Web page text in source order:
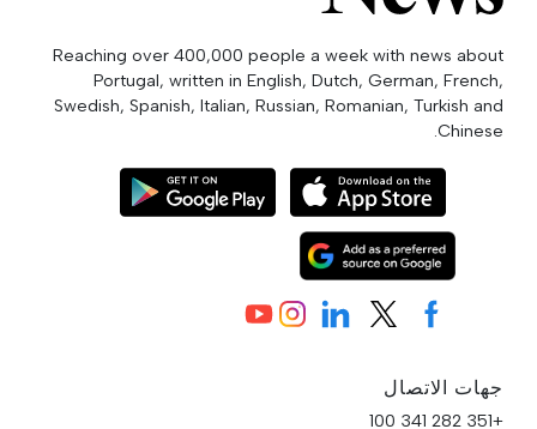
Reaching over 400,000 people a week with news about
Portugal, written in English, Dutch, German, French,
Swedish, Spanish, Italian, Russian, Romanian, Turkish and
Chinese.
جهات الاتصال
+351 282 341 100